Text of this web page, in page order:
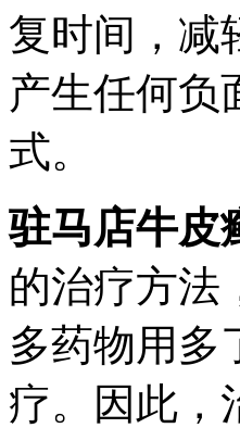
复时间，减
产生任何负
式。
驻马店牛皮
的治疗方法
多药物用多
疗。因此，